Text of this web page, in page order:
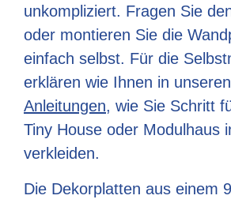
unkompliziert. Fragen Sie
oder montieren Sie die
einfach selbst. Für die
erklären wie Ihnen in unseren
Anleitungen, wie Sie Schritt
Tiny House oder Modulhaus
verkleiden.
Die Dekorplatten aus einem